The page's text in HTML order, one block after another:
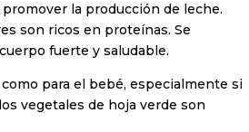
la producción de leche.
son ricos en proteínas. Se
fuerte y saludable.
para el bebé, especialmente si
vegetales de hoja verde son